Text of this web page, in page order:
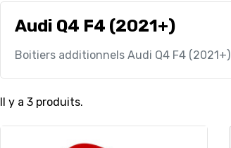
Audi Q4 F4 (2021+)
Boitiers additionnels Audi Q4 F4 (2021+)
Il y a 3 produits.